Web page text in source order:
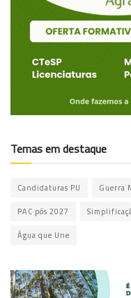
Temas em destaque
Candidaturas PU Guerra
PAC pós 2027
Água que Une